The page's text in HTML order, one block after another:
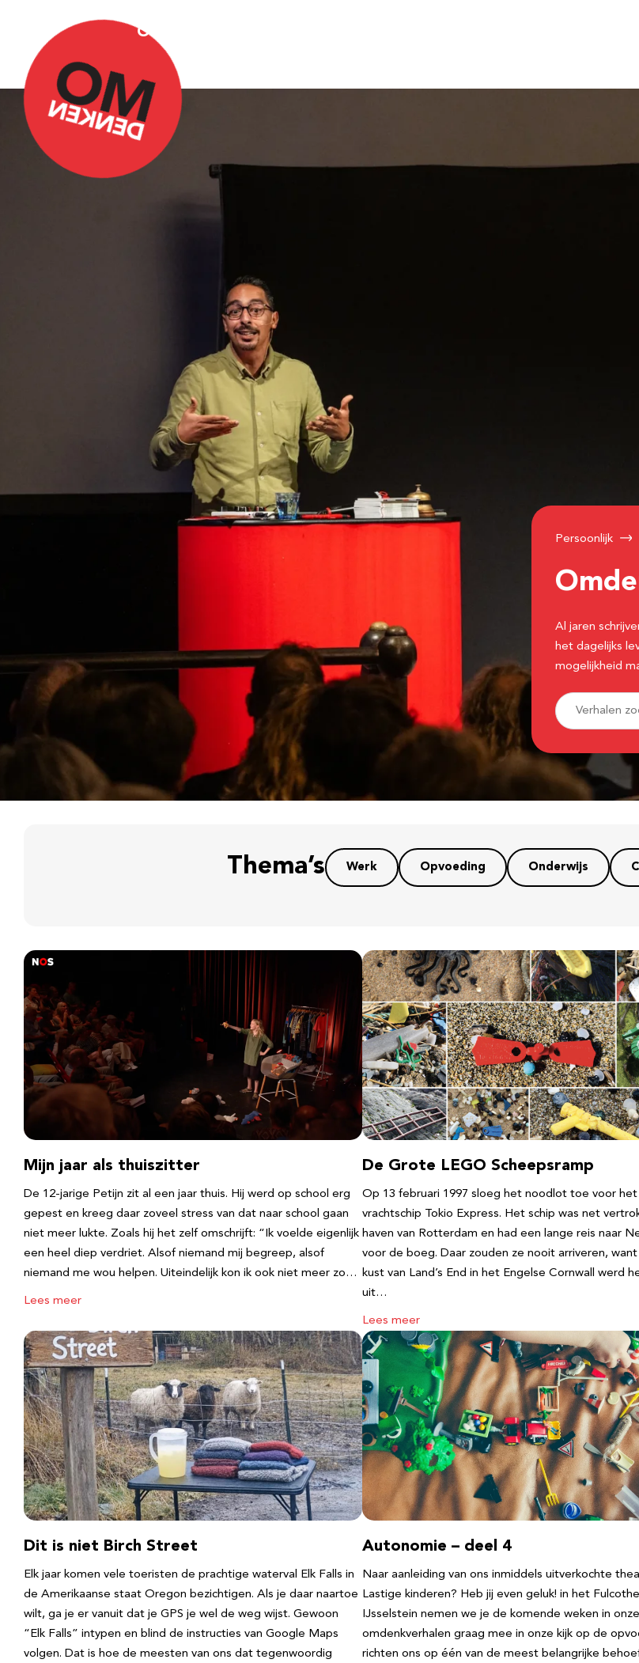
Over Omdenken
Persoonlijk
Al jaren
het dagelijks
mogelijkheid
Thema’s Werk Opvoeding Onderwijs
Mijn jaar als thuiszitter
De 12-jarige Petijn zit al een jaar thuis. Hij werd op school erg
gepest en kreeg daar zoveel stress van dat naar school gaan
niet meer lukte. Zoals hij het zelf omschrijft: “Ik voelde eigenlijk
een heel diep verdriet. Alsof niemand mij begreep, alsof
niemand me wou helpen. Uiteindelijk kon ik ook niet meer zo…
Lees meer
De Grote LEGO Scheepsramp
Op 13 februari 1997 sloeg het noodlot toe voor het
vrachtschip Tokio Express. Het schip was net
haven van Rotterdam en had een lange reis naar
voor de boeg. Daar zouden ze nooit arriveren,
kust van Land’s End in het Engelse Cornwall werd
uit…
Lees meer
Dit is niet Birch Street
Elk jaar komen vele toeristen de prachtige waterval Elk Falls in
de Amerikaanse staat Oregon bezichtigen. Als je daar naartoe
wilt, ga je er vanuit dat je GPS je wel de weg wijst. Gewoon
“Elk Falls” intypen en blind de instructies van Google Maps
volgen. Dat is hoe de meesten van ons dat tegenwoordig
Autonomie – deel 4
Naar aanleiding van ons inmiddels uitverkochte
Lastige kinderen? Heb jij even geluk! in het
IJsselstein nemen we je de komende weken in onze
omdenkverhalen graag mee in onze kijk op de
richten ons op één van de meest belangrijke